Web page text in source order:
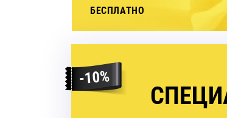
БЕСПЛАТНО